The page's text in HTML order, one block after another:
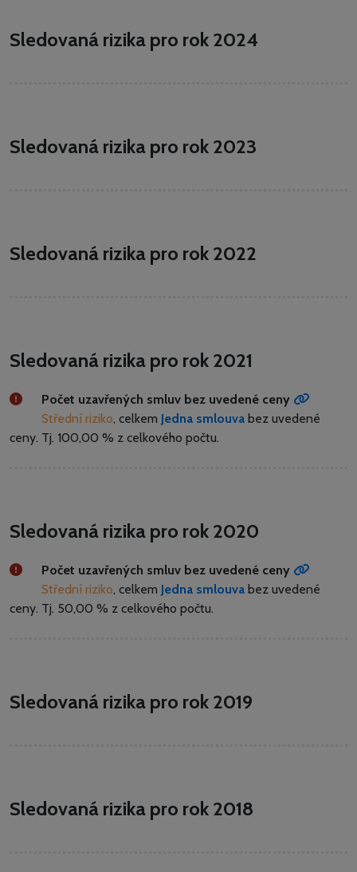
Sledovaná rizika pro rok 2024
Sledovaná rizika pro rok 2023
Sledovaná rizika pro rok 2022
Sledovaná rizika pro rok 2021
Počet uzavřených smluv bez uvedené ceny
Střední riziko, celkem Jedna smlouva bez uvedené
ceny. Tj. 100,00 % z celkového počtu.
Sledovaná rizika pro rok 2020
Počet uzavřených smluv bez uvedené ceny
Střední riziko, celkem Jedna smlouva bez uvedené
ceny. Tj. 50,00 % z celkového počtu.
Sledovaná rizika pro rok 2019
Sledovaná rizika pro rok 2018